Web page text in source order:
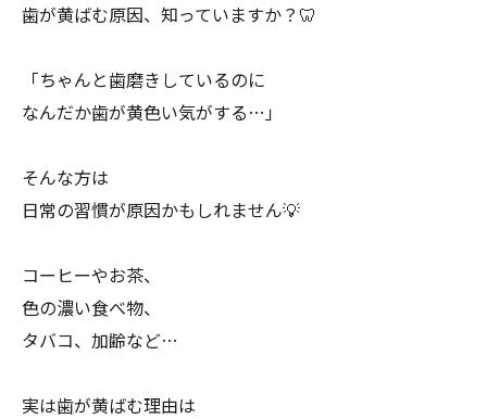
歯が黄ばむ原因、知っていますか？🦷
「ちゃんと歯磨きしているのに
なんだか歯が黄色い気がする…」
そんな方は
日常の習慣が原因かもしれません💡
コーヒーやお茶、
色の濃い食べ物、
タバコ、加齢など…
実は歯が黄ばむ理由は